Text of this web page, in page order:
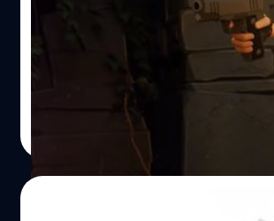
ปีหน้าแฟน ๆ เกม Tomb Raider เตรียมเ
Enix ได้เปิดตัวเกมโทรศัพท์ Tomb
ในรูปแบบ Action Shooting ผสมผสาน
มีกำหนดจะเปิดให้โหลดไปเล่นฟรี ๆ ได้ทั้
ในปี 2021 แต่นอกเหนือจากการที่เราจ
Lara Croft แล้วทางผู้พัฒนาอย่าง
ยังไม่ได้เปิดเผยรายละเอียดเกมเพลย์ให้
ไหร่ ทั้งนี้ทั้งนั้นก็ต้องรอติดตามข่าวสา
| 2083 days ago